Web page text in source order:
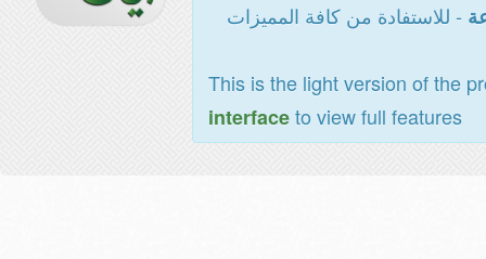
- للاستفادة من كافة المميزات
This is the light version of the
interfaceto view full features